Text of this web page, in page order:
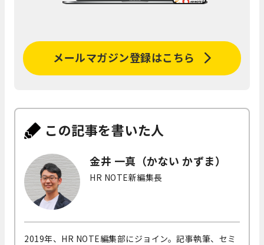
メールマガジン登録はこちら
この記事を書いた人
金井 一真（かない かずま）
HR NOTE新編集長
2019年、HR NOTE編集部にジョイン。記事執筆、セミ